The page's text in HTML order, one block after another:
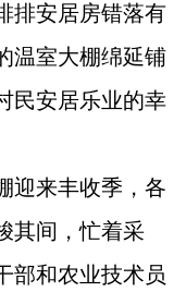
排安居房错落有
温室大棚绵延铺
民安居乐业的幸
迎来丰收季，各
其间，忙着采
和农业技术员